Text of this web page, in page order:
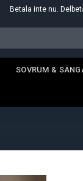
Betala inte nu.
SOVRUM &